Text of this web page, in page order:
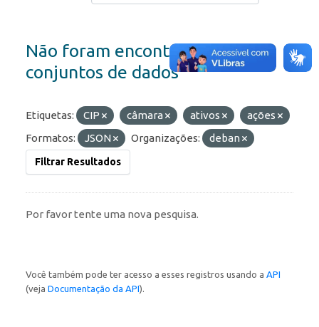
Não foram encontrados
conjuntos de dados
Etiquetas: CIP câmara ativos
ações
Formatos:
JSON Organizações: deban
Filtrar Resultados
Por favor tente uma nova pesquisa.
Você também pode ter acesso a esses registros usando a API
(veja Documentação da API).